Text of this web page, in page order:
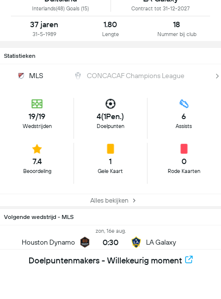
Interlands(48) Goals (15) Contract tot 31-12-2027
37 jaren
31-5-1989
1.80
Lengte
18
Nummer bij club
Statistieken
MLS CONCACAF Champions League
19/19
Wedstrijden
4(1Pen.)
Doelpunten
6
Assists
7.4
Beoordeling
1
Gele Kaart
0
Rode Kaarten
Alles bekijken
Volgende wedstrijd - MLS
Houston Dynamo
zon, 16e aug.
0:30 LA Galaxy
Doelpuntenmakers - Willekeurig moment